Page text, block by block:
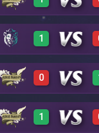
0 A15
3 B3
1
2 B10
0
0 A5
1